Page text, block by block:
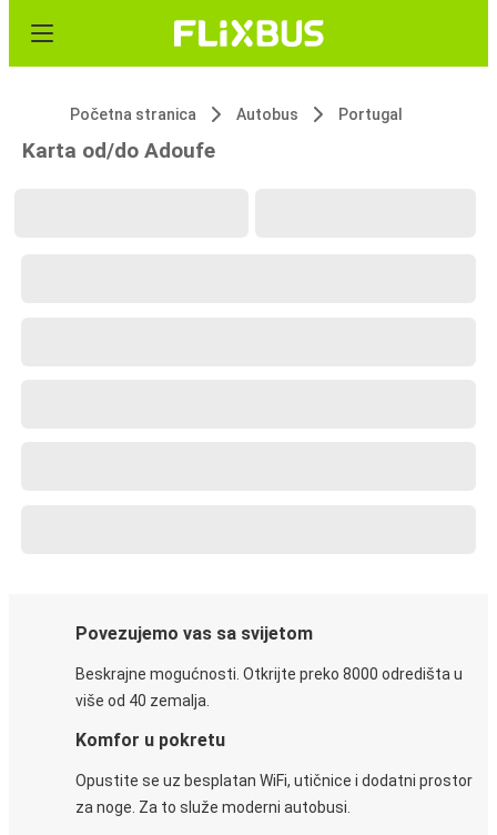
Početna stranica Autobus Portugal
Karta od/do Adoufe
Povezujemo vas sa svijetom
Beskrajne mogućnosti. Otkrijte preko 8000 odredišta u
više od 40 zemalja.
Komfor u pokretu
Opustite se uz besplatan WiFi, utičnice i dodatni prostor
za noge. Za to služe moderni autobusi.